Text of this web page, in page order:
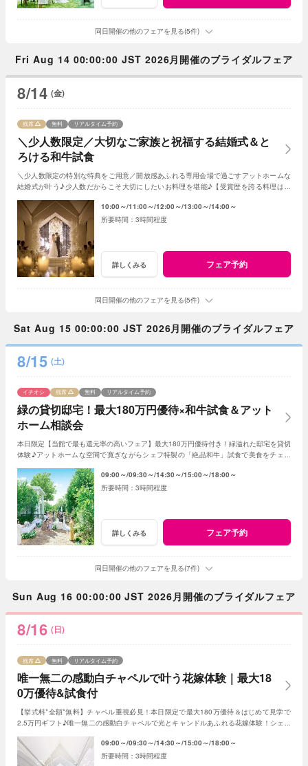
同日開催の他のフェアを見る(5件)
Fri Aug 14 00:00:00 JST 2026月開催のブライダルフェア
8/14 (金)
＼少人数限定／大切なご家族と祝福する結婚式＆と
ろける和牛試食
残席 無料 リアルタイム予約
＼少人数限定の特別な特典をご用意／開放感あふれる専用会場で過ごすアットホームな
結婚式が叶う♪少人数だからこそ大切にしたいお料理を堪能♪【受賞歴を誇る料理は必
10:00～ 11:00～ 12:00～ 13:00～ 14:00～
3時間程度
詳しくみる フェア予約
同日開催の他のフェアを見る(5件)
Sat Aug 15 00:00:00 JST 2026月開催のブライダルフェア
8/15 (土)
緑の貸切邸宅！最大180万円優待×和牛試食＆アット
ホーム相談会
イチオシ 残席 無料 リアルタイム予約
本日限定【当館で最も還元率の高いフェア】最大180万円優待付き！緑溢れた邸宅を貸切
体験♪アットホームな空間で寛ぎながらシェフ特製の「絶品和牛」試食で美食をチェッ
09:00～ 09:30～ 14:30～ 15:00～ 18:00～
3時間程度
詳しくみる フェア予約
同日開催の他のフェアを見る(7件)
Sun Aug 16 00:00:00 JST 2026月開催のブライダルフェア
8/16 (日)
唯一無二の感動白チャペルで叶う花嫁体験｜最大18
0万優待&試食付
残席 無料 リアルタイム予約
【挙式料*全額*無料】チャペル重視必見！本日限定で最大180万優待＆はじめて見学で
2.5万円ギフト♪唯一無二の感動白チャペルで光とキャンドルあふれる花嫁体験！シェフ
09:00～ 09:30～ 14:30～ 15:00～ 18:00～
3時間程度